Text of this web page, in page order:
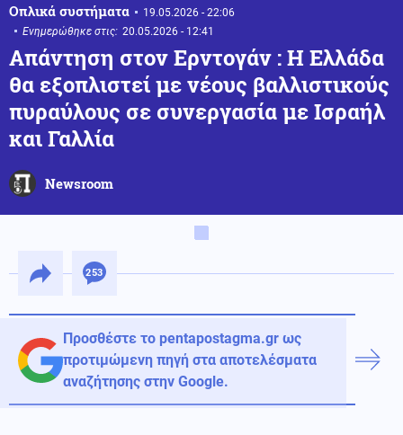
Οπλικά συστήματα
19.05.2026 - 22:06
Ενημερώθηκε στις: 20.05.2026 - 12:41
Απάντηση στον Ερντογάν : Η Ελλάδα
θα εξοπλιστεί με νέους βαλλιστικούς
πυραύλους σε συνεργασία με Ισραήλ
και Γαλλία
Newsroom
253
Προσθέστε το pentapostagma.gr ως
προτιμώμενη πηγή στα αποτελέσματα
αναζήτησης στην Google.